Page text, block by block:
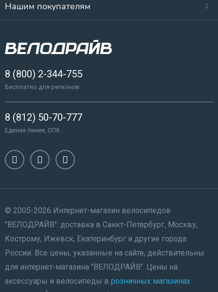
Нашим покупателям
8 (800) 2-344-755
Бесплатно для регионов
8 (812) 50-70-777
Единая линия, СПб.
© 2005-2026 Интернет-магазин велосипедов
"ВЕЛОДРАЙВ": доставка в Санкт-Петербург, Москву,
Кострому, Ижевск, Екатеринбург и другие города
России. Все цены, указанные на сайте, действительны
для интернет-магазина "ВЕЛОДРАЙВ". Цены на
аксессуары и велосипеды в розничных магазинах